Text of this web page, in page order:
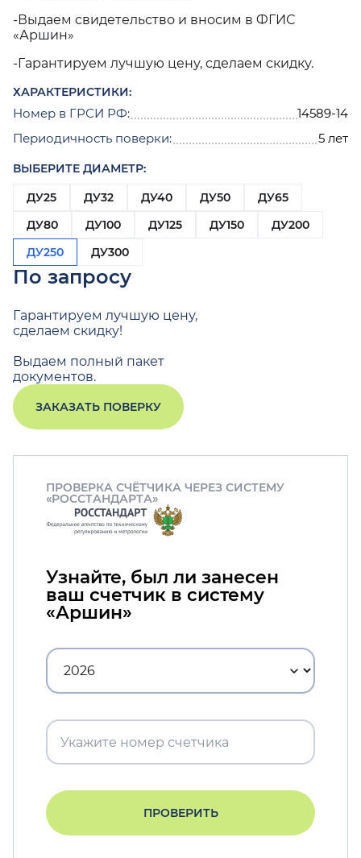
-Выдаем свидетельство и вносим в ФГИС
«Аршин»
-Гарантируем лучшую цену, сделаем скидку.
ХАРАКТЕРИСТИКИ:
Номер в ГРСИ РФ:
14589-14
Периодичность поверки:
5 лет
ВЫБЕРИТЕ ДИАМЕТР:
ДУ25
ДУ32 ДУ40 ДУ50
ДУ65
ДУ80
ДУ100 ДУ125 ДУ150
ДУ200
ДУ250
ДУ300
По запросу
Гарантируем лучшую цену,
сделаем скидку!
Выдаем полный пакет
документов.
ЗАКАЗАТЬ ПОВЕРКУ
ПРОВЕРКА СЧЁТЧИКА ЧЕРЕЗ СИСТЕМУ
«РОССТАНДАРТА»
Узнайте, был ли занесен
ваш счетчик в систему
«Аршин»
ПРОВЕРИТЬ